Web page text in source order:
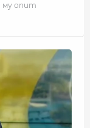
му опит